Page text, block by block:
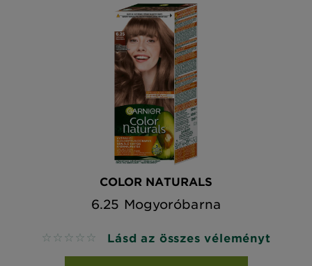
COLOR NATURALS
6.25 Mogyoróbarna
No reviews Lásd az összes véleményt